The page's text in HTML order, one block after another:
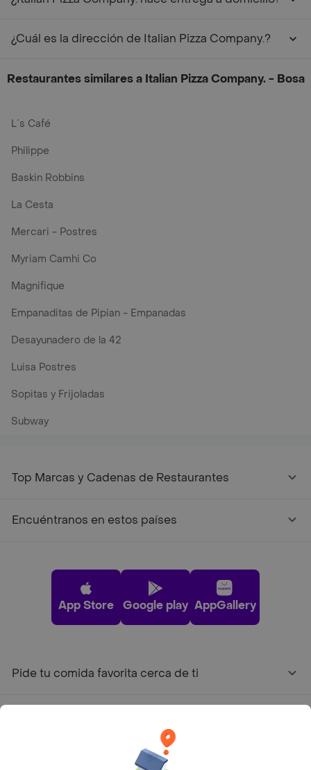
¿Cuál es la dirección de Italian Pizza Company.?
Restaurantes similares a Italian Pizza Company. - Bosa
L´s Café
Philippe
Baskin Robbins
La Cesta
Mercari - Postres
Myriam Camhi Co
Magnifique
Empanaditas de Pipian - Empanadas
Desayunadero de la 42
Luisa Postres
Sopitas y Frijoladas
Subway
Top Marcas y Cadenas de Restaurantes
Encuéntranos en estos países
App Store Google play AppGallery
Pide tu comida favorita cerca de ti